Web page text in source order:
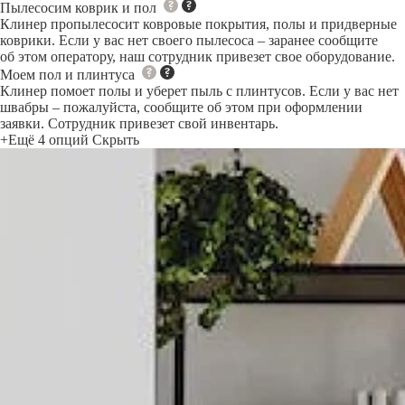
Пылесосим коврик и пол
Клинер пропылесосит ковровые покрытия, полы и придверные
коврики. Если у вас нет своего пылесоса – заранее сообщите
об этом оператору, наш сотрудник привезет свое оборудование.
Моем пол и плинтуса
Клинер помоет полы и уберет пыль с плинтусов. Если у вас нет
швабры – пожалуйста, сообщите об этом при оформлении
заявки. Сотрудник привезет свой инвентарь.
+Ещё 4 опций Скрыть